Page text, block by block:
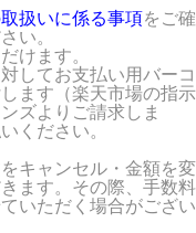
扱いに係る事項をご確
い。
けます。
してお支払い用バーコ
ます（楽天市場の指示
ズよりご請求しま
ください。
キャンセル・金額を変
ます。その際、手数料
いただく場合がござい